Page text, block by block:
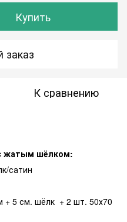
Купить
К сравнению
жатым шёлком:
сатин
+ 5 см. шёлк + 2 шт. 50х70